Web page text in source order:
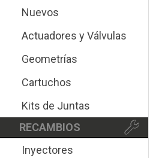
Nuevos
Actuadores y Válvulas
Geometrías
Cartuchos
Kits de Juntas
RECAMBIOS
Inyectores